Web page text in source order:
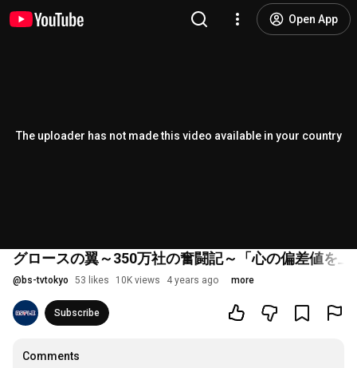
Open App
The uploader has not made this video available in your country
グロースの翼～350万社の奮闘記～「心の偏差値を
@ bs-tvtokyo 53 likes 10K views 4 years ago more
Subscribe
Comments